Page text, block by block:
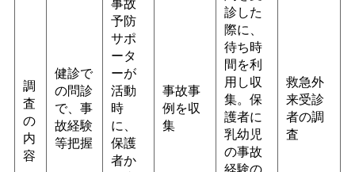
調
査
の
内
容
健診で
の問診
で、事
故経験
等把握
予防
サポ
ータ
ーが
活動
時
に、
保護
者か
事故事
例を収
集
診した
際に、
待ち時
間を利
用し収
集。保
護者に
乳幼児
の事故
経験の
救急外
来受診
者の調
査